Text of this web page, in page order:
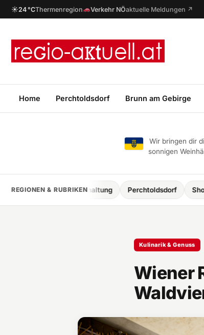
☀24 °CThermenregion Verkehr NÖaktuelle Meldungen ↗
Home Perchtoldsdorf Brunn am Gebirge
Wir bringen dir
sonnigen
REGIONEN & RUBRIKEN
Unterhaltung Perchtoldsdorf Shopping &
Kulinarik & Genuss
Wiener